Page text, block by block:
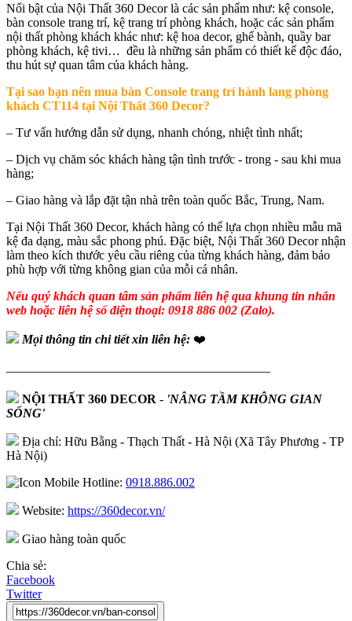
Nổi bật của Nội Thất 360 Decor là các sản phẩm như: kệ console,
bàn console trang trí, kệ trang trí phòng khách, hoặc các sản phẩm
nội thất phòng khách khác như: kệ hoa decor, ghế bành, quầy bar
phòng khách, kệ tivi… đều là những sản phẩm có thiết kế độc đáo,
thu hút sự quan tâm của khách hàng.
Tại sao bạn nên mua bàn Console trang trí hành lang phòng
khách CT114 tại Nội Thất 360 Decor?
– Tư vấn hướng dẫn sử dụng, nhanh chóng, nhiệt tình nhất;
– Dịch vụ chăm sóc khách hàng tận tình trước - trong - sau khi mua
hàng;
– Giao hàng và lắp đặt tận nhà trên toàn quốc Bắc, Trung, Nam.
Tại Nội Thất 360 Decor, khách hàng có thể lựa chọn nhiều mẫu mã
kệ đa dạng, màu sắc phong phú. Đặc biệt, Nội Thất 360 Decor nhận
làm theo kích thước yêu cầu riêng của từng khách hàng, đảm bảo
phù hợp với từng không gian của mỗi cá nhân.
Nếu quý khách quan tâm sản phẩm liên hệ qua khung tin nhắn
web hoặc liên hệ số điện thoại: 0918 886 002 (Zalo).
Mọi thông tin chi tiết xin liên hệ: ❤️
—————————————————————
NỘI THẤT 360 DECOR - 'NÂNG TẦM KHÔNG GIAN
SỐNG'
Địa chỉ: Hữu Bằng - Thạch Thất - Hà Nội (Xã Tây Phương - TP
Hà Nội)
Hotline: 0918.886.002
Website: https://360decor.vn/
Giao hàng toàn quốc
Chia sẻ:
Facebook
Twitter